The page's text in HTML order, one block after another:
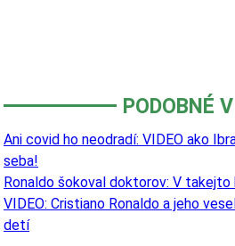
PODOBNÉ
Ani covid ho neodradí: VIDEO ako
seba!
Ronaldo šokoval doktorov: V takejto
VIDEO: Cristiano Ronaldo a jeho
detí